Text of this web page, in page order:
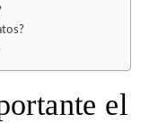
el